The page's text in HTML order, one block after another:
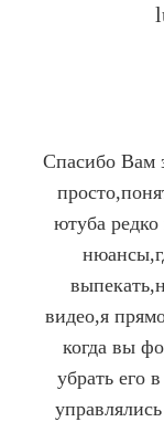
Спасибо Вам
ютуба
видео,я
когда вы
убрать его